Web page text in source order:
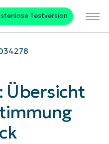
Testversion
Übersicht